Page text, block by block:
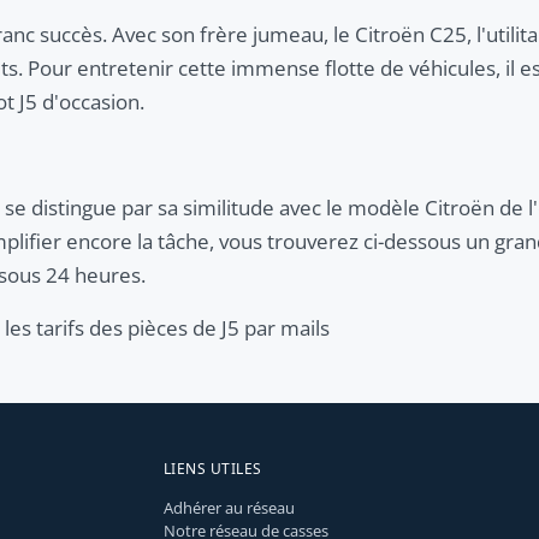
succès. Avec son frère jumeau, le Citroën C25,
Pour entretenir cette immense flotte de véhicules, il
J5 d'occasion.
distingue par sa similitude avec le modèle Citroën
encore la tâche, vous trouverez ci-dessous un
24 heures.
tarifs des pièces de J5 par mails
LIENS UTILES
Adhérer au réseau
Notre réseau de casses